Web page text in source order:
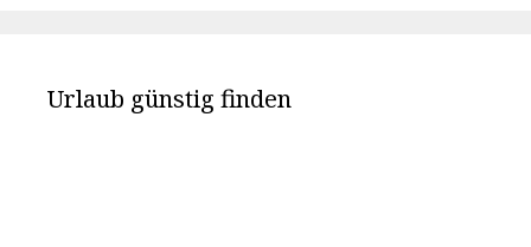
Urlaub günstig finden